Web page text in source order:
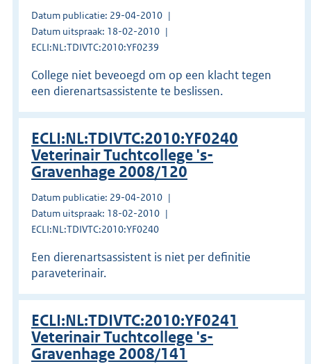
Datum publicatie: 29-04-2010
Datum uitspraak: 18-02-2010
ECLI:NL:TDIVTC:2010:YF0239
College niet beveoegd om op een klacht tegen
een dierenartsassistente te beslissen.
ECLI:NL:TDIVTC:2010:YF0240
Veterinair Tuchtcollege 's-
Gravenhage 2008/120
Datum publicatie: 29-04-2010
Datum uitspraak: 18-02-2010
ECLI:NL:TDIVTC:2010:YF0240
Een dierenartsassistent is niet per definitie
paraveterinair.
ECLI:NL:TDIVTC:2010:YF0241
Veterinair Tuchtcollege 's-
Gravenhage 2008/141